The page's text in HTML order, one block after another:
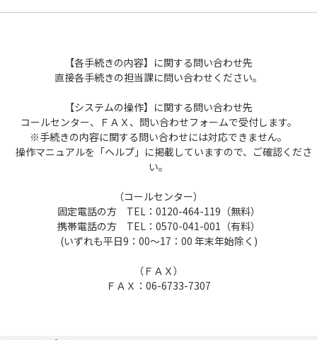
【各手続きの内容】に関する問い合わせ先
直接各手続きの担当課に問い合わせください。
【システムの操作】に関する問い合わせ先
コールセンター、ＦＡＸ、問い合わせフォームで受付します。
※手続きの内容に関する問い合わせには対応できません。
操作マニュアルを「ヘルプ」に掲載していますので、ご確認くださ
い。
（コールセンター）
固定電話の方 TEL：0120-464-119（無料）
携帯電話の方 TEL：0570-041-001（有料）
(いずれも平日9：00～17：00 年末年始除く)
（ＦＡＸ）
ＦＡＸ：06-6733-7307